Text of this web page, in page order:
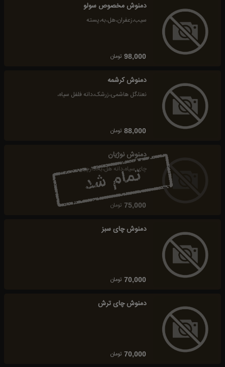
دمنوش مخصوص سولو
سیب،زعفران،هل،به،پسته
98,000 تومان
دمنوش کرشمه
نعنا،گل هاشمی،زرشک،دانه فلفل سیاه،
88,000 تومان
دمنوش نوژیان
چای سیاه،دانه هل،به،دارچین
75,000 تومان
دمنوش چای سبز
70,000 تومان
دمنوش چای ترش
70,000 تومان